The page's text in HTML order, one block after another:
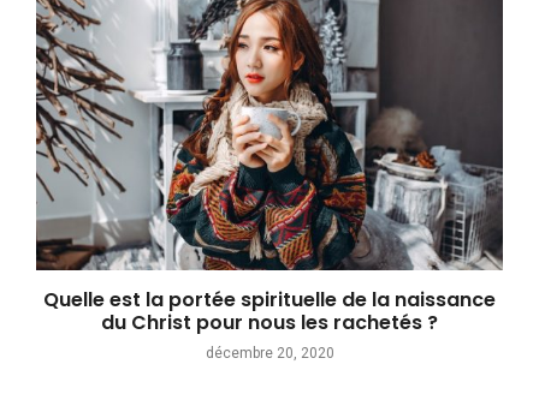
Quelle est la portée spirituelle de la naissance
du Christ pour nous les rachetés ?
décembre 20, 2020